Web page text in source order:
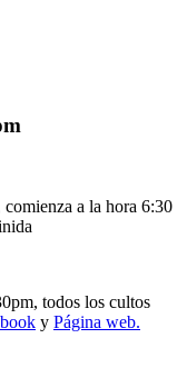
a la hora 6:30
todos los cultos
y Página web.